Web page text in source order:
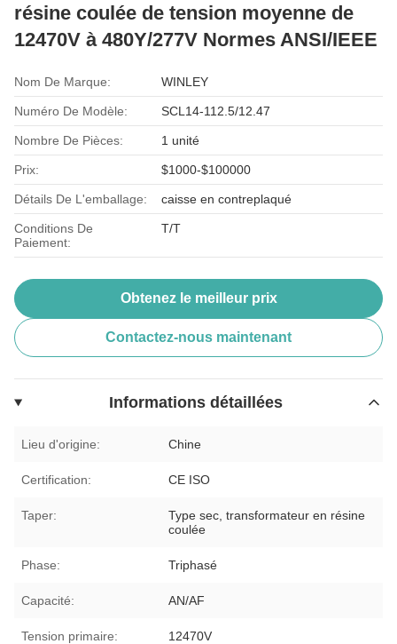
résine coulée de tension moyenne de
12470V à 480Y/277V Normes ANSI/IEEE
Nom De Marque: WINLEY
Numéro De Modèle: SCL14-112.5/12.47
Nombre De Pièces: 1 unité
Prix: $1000-$100000
Détails De L'emballage: caisse en contreplaqué
Conditions De
Paiement:
T/T
Obtenez le meilleur prix
Contactez-nous maintenant
Informations détaillées
Lieu d'origine: Chine
Certification: CE ISO
Taper:
Type sec, transformateur en résine
coulée
Phase: Triphasé
Capacité: AN/AF
Tension primaire: 12470V